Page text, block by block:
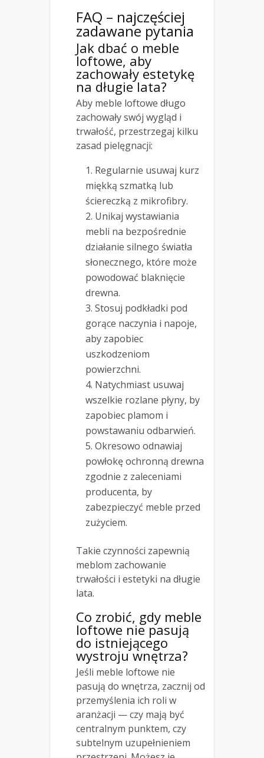
FAQ – najczęściej
zadawane pytania
Jak dbać o meble
loftowe, aby
zachowały estetykę
na długie lata?
Aby meble loftowe długo
zachowały swój wygląd i
trwałość, przestrzegaj kilku
zasad pielęgnacji:
Regularnie usuwaj kurz
miękką szmatką lub
ściereczką z mikrofibry.
Unikaj wystawiania
mebli na bezpośrednie
działanie silnego światła
słonecznego, które może
powodować blaknięcie
drewna.
Stosuj podkładki pod
gorące naczynia i napoje,
aby zapobiec
uszkodzeniom
powierzchni.
Natychmiast usuwaj
wszelkie rozlane płyny, by
zapobiec plamom i
powstawaniu odbarwień.
Okresowo odnawiaj
powłokę ochronną drewna
zgodnie z zaleceniami
producenta, by
zabezpieczyć meble przed
zużyciem.
Takie czynności zapewnią
meblom zachowanie
trwałości i estetyki na długie
lata.
Co zrobić, gdy meble
loftowe nie pasują
do istniejącego
wystroju wnętrza?
Jeśli meble loftowe nie
pasują do wnętrza, zacznij od
przemyślenia ich roli w
aranżacji — czy mają być
centralnym punktem, czy
subtelnym uzupełnieniem